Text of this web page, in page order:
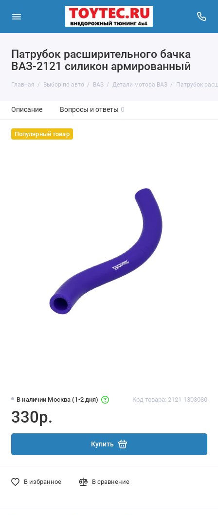
Патрубок расширительного бачка
ВАЗ-2121 силикон армированный
Главная Выбор по авто ВАЗ Детали мотора ВАЗ Патрубок
Описание Вопросы и ответы 0
Популярный товар
В наличии Москва (1-2 дня) Код товара: 2121-1303080
330р.
Купить
В избранное В сравнение